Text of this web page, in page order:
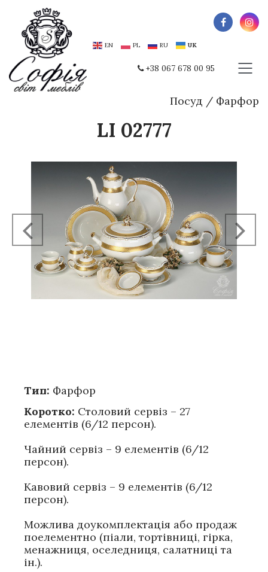
EN PL RU UK
+38 067 678 00 95
Посуд / Фарфор
LI 02777
Тип: Фарфор
Коротко: Столовий сервіз – 27
елементів (6/12 персон).
Чайний сервіз – 9 елементів (6/12
персон).
Кавовий сервіз – 9 елементів (6/12
персон).
Можлива доукомплектація або продаж
поелементно (піали, тортівниці, гірка,
менажниця, оселедниця, салатниці та
ін.).